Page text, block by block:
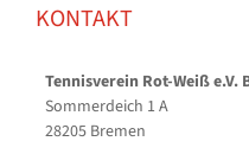
KONTAKT
Tennisverein Rot-Weiß e.V.
Sommerdeich 1 A
28205 Bremen